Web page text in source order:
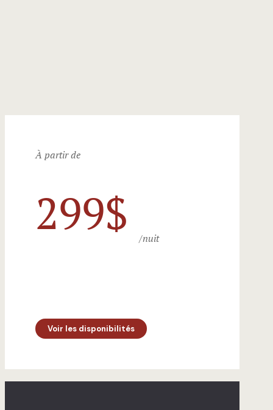
À partir de
299$ /nuit
Voir les disponibilités